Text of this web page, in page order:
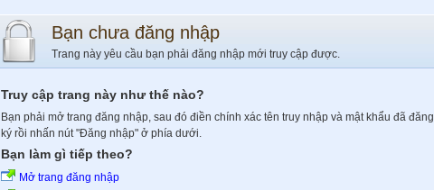
Bạn chưa đăng nhập
Trang này yêu cầu bạn phải đăng nhập mới truy cập được.
Truy cập trang này như thế nào?
Bạn phải mở trang đăng nhập, sau đó điền chính xác tên truy nhập và mật khẩu đã đăng
ký rồi nhấn nút "Đăng nhập" ở phía dưới.
Bạn làm gì tiếp theo?
Mở trang đăng nhập